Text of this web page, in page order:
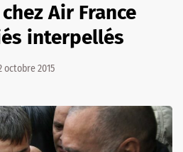
Air France
interpellés
octobre 2015